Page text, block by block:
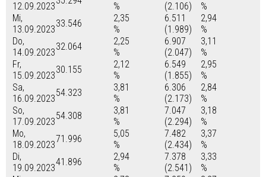
12.09.2023
%
(2.106)
%
Mi,
13.09.2023
33.546
2,35
%
6.511
(1.989)
2,94
%
Do,
14.09.2023
32.064
2,25
%
6.907
(2.047)
3,11
%
Fr,
15.09.2023
30.155
2,12
%
6.549
(1.855)
2,95
%
Sa,
16.09.2023
54.323
3,81
%
6.306
(2.173)
2,84
%
So,
17.09.2023
54.308
3,81
%
7.047
(2.294)
3,18
%
Mo,
18.09.2023
71.996
5,05
%
7.482
(2.434)
3,37
%
Di,
19.09.2023
41.896
2,94
%
7.378
(2.541)
3,33
%